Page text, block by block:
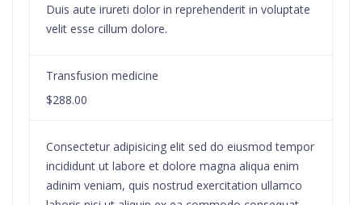
Duis aute irureti dolor in reprehenderit in voluptate
velit esse cillum dolore.
Transfusion medicine
$288.00
Consectetur adipisicing elit sed do eiusmod tempor
incididunt ut labore et dolore magna aliqua enim
adinim veniam, quis nostrud exercitation ullamco